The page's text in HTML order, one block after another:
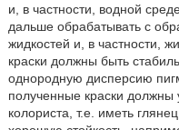
и, в частности, водной
дальше обрабатывать с
жидкостей и, в частности,
краски должны быть
однородную дисперсию
полученные краски должны
колориста, т.е. иметь